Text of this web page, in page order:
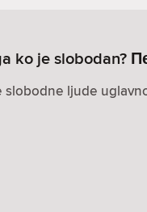
ko je slobodan?
slobodne ljude